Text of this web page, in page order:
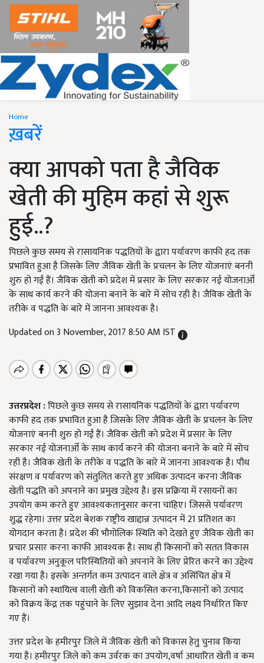
Home
ख़बरें
क्या आपको पता है जैविक
खेती की मुहिम कहां से शुरू
हुई..?
पिछले कुछ समय से रासायनिक पद्धतियों के द्वारा पर्यावरण काफी हद तक
प्रभावित हुआ है जिसके लिए जैविक खेती के प्रचलन के लिए योजनाएं बननी
शुरु हो गईं हैं। जैविक खेती को प्रदेश में प्रसार के लिए सरकार नई योजनाओँ
के साथ कार्य करने की योजना बनाने के बारे में सोच रही है। जैविक खेती के
तरीके व पद्धति के बारे में जानना आवश्यक है।
Updated on 3 November, 2017 8:50 AM IST
उत्तरप्रदेश :पिछले कुछ समय से रासायनिक पद्धतियों के द्वारा पर्यावरण
काफी हद तक प्रभावित हुआ है जिसके लिए जैविक खेती के प्रचलन के लिए
योजनाएं बननी शुरु हो गईं हैं। जैविक खेती को प्रदेश में प्रसार के लिए
सरकार नई योजनाओँ के साथ कार्य करने की योजना बनाने के बारे में सोच
रही है। जैविक खेती के तरीके व पद्धति के बारे में जानना आवश्यक है। पौध
संरक्षण व पर्यावरण को संतुलित करते हुए अधिक उत्पादन करना जैविक
खेती पद्धति को अपनाने का प्रमुख उद्देश्य है। इस प्रक्रिया में रसायनों का
उपयोग कम करते हुए आवश्यकतानुसार करना चाहिए। जिससे पर्यावरण
शुद्ध रहेगा। उत्तर प्रदेश बेशक राष्ट्रीय खाद्दान्न उत्पादन में 21 प्रतिशत का
योगदान करता है। प्रदेश की भौगोलिक स्थिति को देखते हुए जैविक खेती का
प्रचार प्रसार करना काफी आवश्यक है। साथ ही किसानों को सतत विकास
व पर्यावरण अनुकूल परिस्थितियों को अपनाने के लिए प्रेरित करने का उद्देश्य
रखा गया है। इसके अन्तर्गत कम उत्पादन वाले क्षेत्र व असिंचित क्षेत्र में
किसानों को स्थायित्व वाली खेती को विकसित करना,किसानों को उत्पाद
को विक्रय केंद्र तक पहुंचाने के लिए सुझाव देना आदि लक्ष्य निर्धारित किए
गए हैं।
उत्तर प्रदेश के हमीरपुर जिले में जैविक खेती को विकास हेतु चुनाव किया
गया है। हमीरपुर जिले को कम उर्वरक का उपयोग,वर्षा आधारित खेती व कम